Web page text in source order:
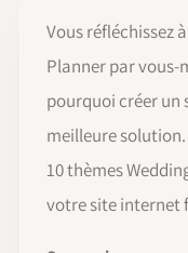
Vous réfléchissez
Planner par vous-
pourquoi créer un
meilleure
10 thèmes
votre site internet